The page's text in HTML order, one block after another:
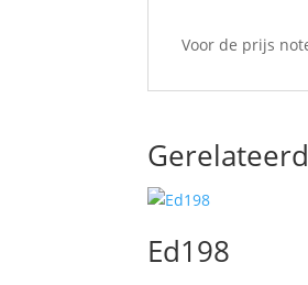
Voor de prijs
Ed198